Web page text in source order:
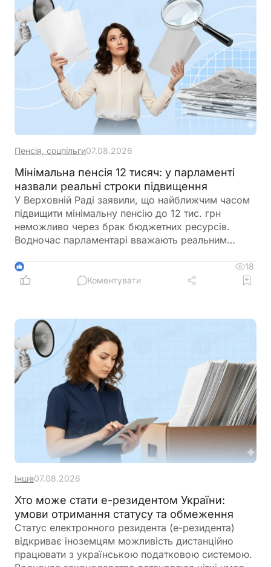
Пенсія, соцпільги07.08.2026
Мінімальна пенсія 12 тисяч: у парламенті
назвали реальні строки підвищення
У Верховній Раді заявили, що найближчим часом
підвищити мінімальну пенсію до 12 тис. грн
неможливо через брак бюджетних ресурсів.
Водночас парламентарі вважають реальним
найближчих 3–5 років та наголошують на
необхідності комплексної пенсійної реформи
1
18
Коментувати
Інше07.08.2026
Хто може стати е-резидентом України:
умови отримання статусу та обмеження
Статус електронного резидента (е-резидента)
відкриває іноземцям можливість дистанційно
працювати з українською податковою системою.